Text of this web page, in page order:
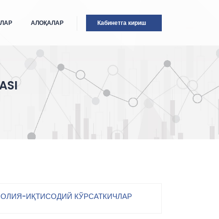
Кабинетга кириш
АЛОҚАЛАР
ИҚТИСОДИЙ КЎРСАТКИЧЛАР